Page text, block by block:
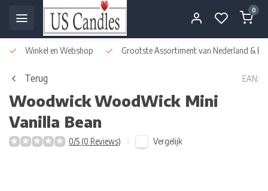
0
Winkel en Webshop Grootste Assortiment van Nederland &
Terug EAN:
WoodwickWoodWick Mini
Vanilla Bean
0/5 (0 Reviews) Vergelijk